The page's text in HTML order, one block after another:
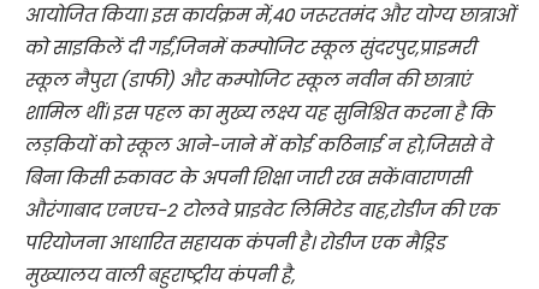
आयोजित किया। इस कार्यक्रम में,40 जरूरतमंद और योग्य छात्राओं
को साइकिलें दी गईं,जिनमें कम्पोजिट स्कूल सुंदरपुर,प्राइमरी
स्कूल नैपुरा (डाफी) और कम्पोजिट स्कूल नवीन की छात्राएं
शामिल थीं। इस पहल का मुख्य लक्ष्य यह सुनिश्चित करना है कि
लड़कियों को स्कूल आने-जाने में कोई कठिनाई न हो,जिससे वे
बिना किसी रुकावट के अपनी शिक्षा जारी रख सकें।वाराणसी
औरंगाबाद एनएच-2 टोलवे प्राइवेट लिमिटेड वाह,रोडीज की एक
परियोजना आधारित सहायक कंपनी है। रोडीज एक मैड्रिड
मुख्यालय वाली बहुराष्ट्रीय कंपनी है,